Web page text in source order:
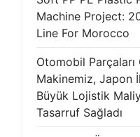
Machine Project:
Line For Morocco
Otomobil Parçaları
Makinemiz, Japon
Büyük Lojistik
Tasarruf Sağladı